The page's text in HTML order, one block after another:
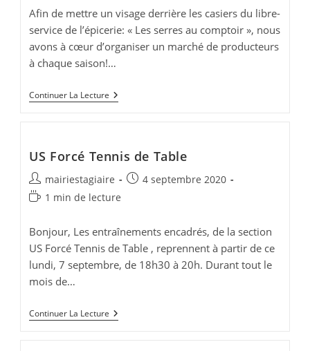
lecture :
Afin de mettre un visage derrière les casiers du libre-
service de l’épicerie: « Les serres au comptoir », nous
avons à cœur d’organiser un marché de producteurs
à chaque saison!…
Continuer La Lecture Marché
De
Septembre
US Forcé Tennis de Table
Auteur/autrice
de
mairiestagiaire
Publication
4 septembre 2020
Temps
lecture :
1 min de lecture
Bonjour, Les entraînements encadrés, de la section
US Forcé Tennis de Table , reprennent à partir de ce
lundi, 7 septembre, de 18h30 à 20h. Durant tout le
mois de…
Continuer La Lecture US
Forcé